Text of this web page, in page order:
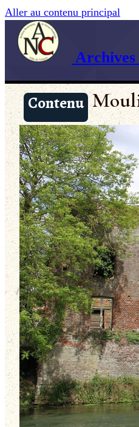
Aller au contenu principal
Archives
Contenu